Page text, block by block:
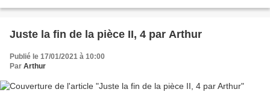
Juste la fin de la pièce II, 4 par Arthur
Publié le 17/01/2021 à 10:00
Par Arthur